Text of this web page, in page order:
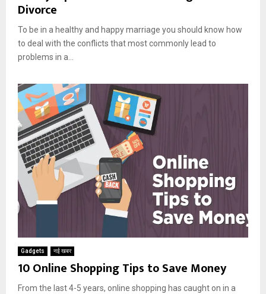
Divorce
To be in a healthy and happy marriage you should know how
to deal with the conflicts that most commonly lead to
problems in a...
Gadgets नई खबर
10 Online Shopping Tips to Save Money
From the last 4-5 years, online shopping has caught on in a